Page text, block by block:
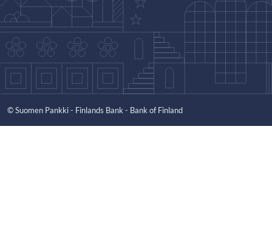
© Suomen Pankki - Finlands Bank - Bank of Finland